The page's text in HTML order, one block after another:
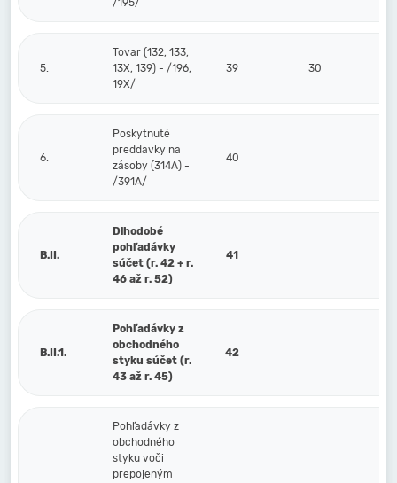
/195/
5.
Tovar (132, 133,
13X, 139) - /196,
19X/
39 30
6.
Poskytnuté
preddavky na
zásoby (314A) -
/391A/
40
B.II.
Dlhodobé
pohľadávky
súčet (r. 42 + r.
46 až r. 52)
41
B.II.1.
Pohľadávky z
obchodného
styku súčet (r.
43 až r. 45)
42
Pohľadávky z
obchodného
styku voči
prepojeným